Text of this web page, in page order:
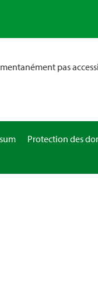
pas
Protection des